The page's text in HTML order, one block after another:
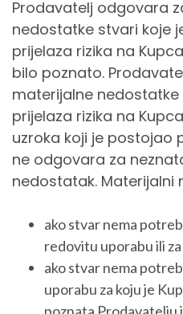
Prodavatelj odgovara
nedostatke stvari koje
prijelaza rizika na
bilo poznato.
materijalne
prijelaza rizika na
uzroka koji je postojao
ne odgovara za
nedostatak. Materijalni
ako stvar nema
redovitu uporabu ili
ako stvar nema
uporabu za koju je
poznata Prodavatelju